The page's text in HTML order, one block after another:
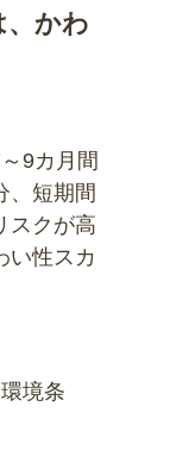
、かわ
9カ月間
、短期間
スクが高
い性スカ
境条